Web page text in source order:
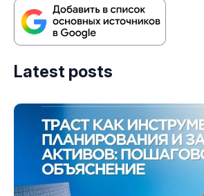
Latest posts